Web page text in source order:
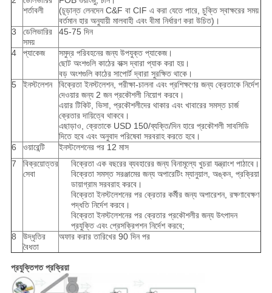
শর্তাবলী
(চূড়ান্ত লেনদেন C&F বা CIF এ করা যেতে পারে, চুক্তি স্বাক্ষরের সময়
বর্তমান হার অনুযায়ী মালবাহী এবং বীমা নির্ধারণ করা উচিত)।
3
ডেলিভারির
সময়
45-75 দিন
4 প্যাকেজ
সমুদ্র পরিবহনের জন্য উপযুক্ত প্যাকেজ।
ছোট অংশগুলি কাঠের বাক্স দ্বারা প্যাক করা হয়।
বড় অংশগুলি কাঠের সাপোর্ট দ্বারা সুরক্ষিত থাকে।
5
ইনস্টলেশন
বিক্রেতা ইনস্টলেশন, পরীক্ষা-চালনা এবং প্রশিক্ষণের জন্য ক্রেতাকে নির্দেশ
দেওয়ার জন্য 2 জন প্রকৌশলী নিয়োগ করবে।
এয়ার টিকিট, ভিসা, প্রকৌশলীদের থাকার এবং খাবারের সমস্ত চার্জ
ক্রেতার দায়িত্বে থাকবে।
এছাড়াও, ক্রেতাকে USD 150/ব্যক্তি/দিন হারে প্রকৌশলী সাবসিডি
দিতে হবে এবং অনুবাদ পরিষেবা সরবরাহ করতে হবে।
6
ওয়ারেন্টি
ইনস্টলেশনের পর 12 মাস
7
বিক্রয়োত্তর
সেবা
বিক্রেতা এক বছরের ব্যবহারের জন্য বিনামূল্যে খুচরা যন্ত্রাংশ পাঠাবে।
বিক্রেতা সমস্ত সরঞ্জামের জন্য অপারেটিং ম্যানুয়াল, অঙ্কন, প্রক্রিয়া
ডায়াগ্রাম সরবরাহ করবে।
বিক্রেতা ইনস্টলেশনের পর ক্রেতার কর্মীর জন্য অপারেশন, রক্ষণাবেক্ষণ
পদ্ধতি নির্দেশ করবে।
বিক্রেতা ইনস্টলেশনের পর ক্রেতার প্রকৌশলীর জন্য উৎপাদন
প্রযুক্তি এবং প্রেসক্রিপশন নির্দেশ করবে;
8
উদ্ধৃতির
বৈধতা
অফার করার তারিখের 90 দিন পর
প্রযুক্তিগত প্রক্রিয়া